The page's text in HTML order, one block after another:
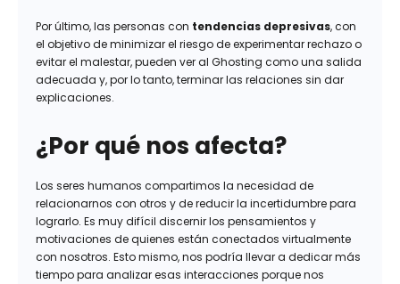
Por último, las personas con tendencias depresivas, con
el objetivo de minimizar el riesgo de experimentar rechazo o
evitar el malestar, pueden ver al Ghosting como una salida
adecuada y, por lo tanto, terminar las relaciones sin dar
explicaciones.
¿Por qué nos afecta?
Los seres humanos compartimos la necesidad de
relacionarnos con otros y de reducir la incertidumbre para
lograrlo. Es muy difícil discernir los pensamientos y
motivaciones de quienes están conectados virtualmente
con nosotros. Esto mismo, nos podría llevar a dedicar más
tiempo para analizar esas interacciones porque nos